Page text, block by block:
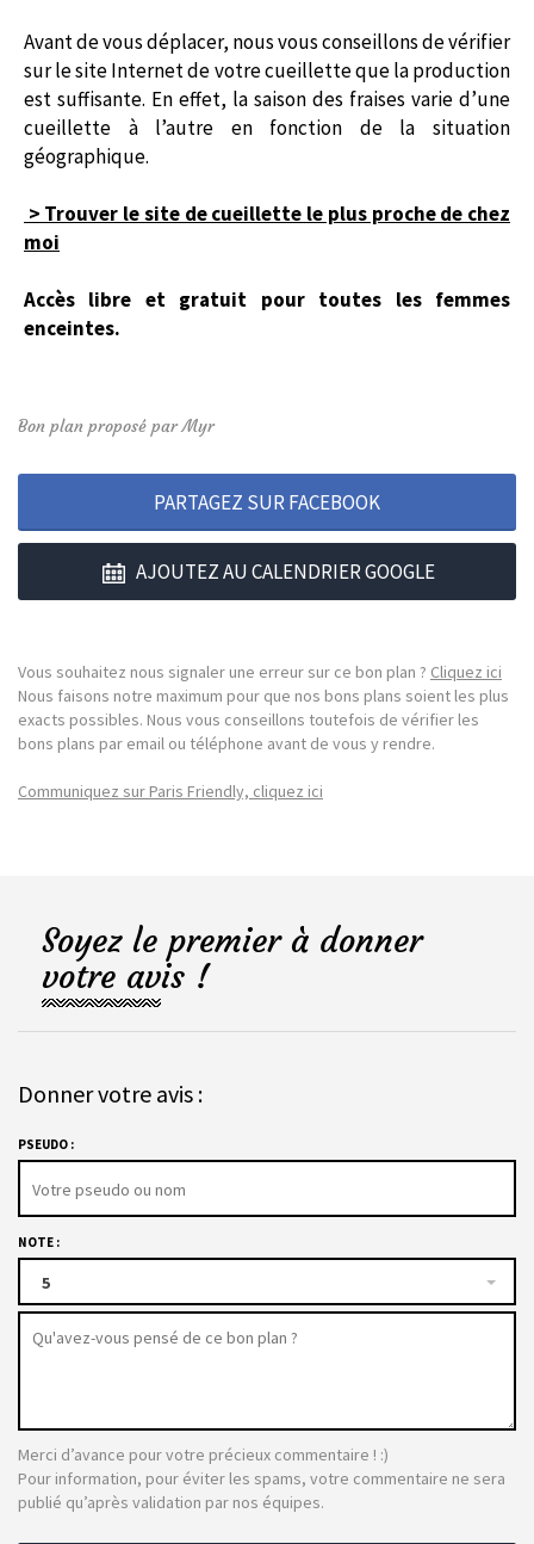
Avant de vous déplacer, nous vous conseillons de vérifier
sur le site Internet de votre cueillette que la production
est suffisante. En effet, la saison des fraises varie d’une
cueillette à l’autre en fonction de la situation
géographique.
> Trouver le site de cueillette le plus proche de chez
moi
Accès libre et gratuit pour toutes les femmes
enceintes.
Bon plan proposé par Myr
PARTAGEZ SUR FACEBOOK
AJOUTEZ AU CALENDRIER GOOGLE
Vous souhaitez nous signaler une erreur sur ce bon plan ? Cliquez ici
Nous faisons notre maximum pour que nos bons plans soient les plus
exacts possibles. Nous vous conseillons toutefois de vérifier les
bons plans par email ou téléphone avant de vous y rendre.
Communiquez sur Paris Friendly, cliquez ici
Soyez le premier à donner
votre avis !
Donner votre avis :
PSEUDO :
NOTE :
5
Merci d’avance pour votre précieux commentaire ! :)
Pour information, pour éviter les spams, votre commentaire ne sera
publié qu’après validation par nos équipes.